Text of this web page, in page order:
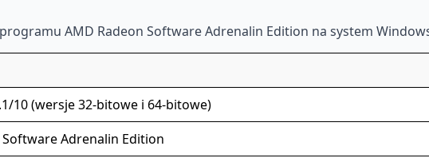
AMD Radeon Software Adrenalin Edition na system
10 (wersje 32-bitowe i 64-bitowe)
Adrenalin Edition